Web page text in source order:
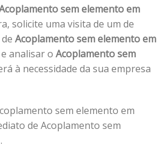
sem elemento em
solicite uma visita de um de
Acoplamento sem elemento em
analisar o Acoplamento sem
à necessidade da sua empresa
sem elemento em
de Acoplamento sem